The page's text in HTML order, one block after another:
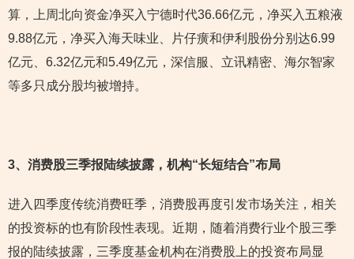
算，上周北向资金净买入宁德时代36.66亿元，净买入五粮液
9.88亿元，净买入海天味业、片仔癀和伊利股份分别达6.99
亿元、6.32亿元和5.49亿元，深信服、立讯精密、海尔智家
等多只成分股均被增持。
3、消费股三季报陆续披露，机构“长短结合”布局
进入四季度传统消费旺季，消费股再度引发市场关注，相关
的投资标的也有阶段性表现。近期，随着消费行业个股三季
报的陆续披露，三季度基金机构在消费股上的投资布局显